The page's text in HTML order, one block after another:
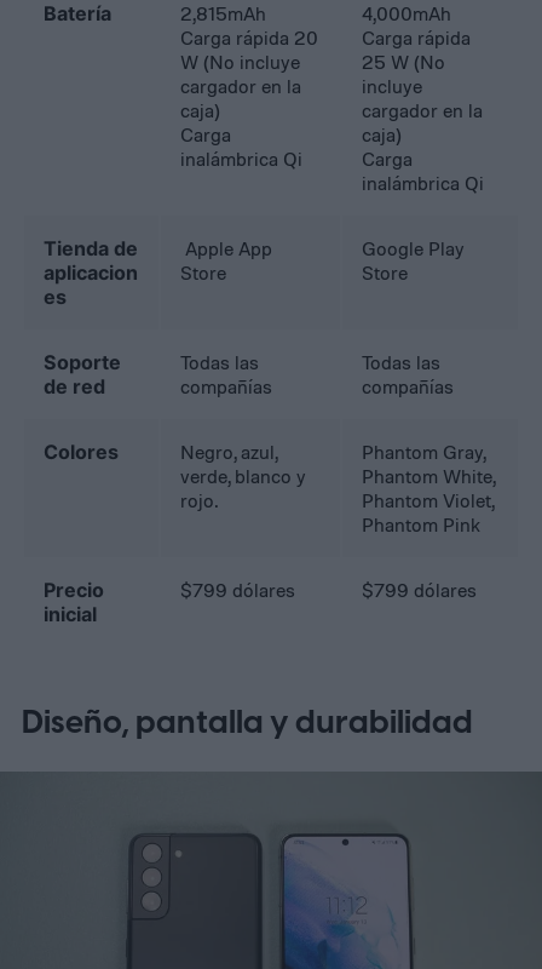
Batería
2,815mAh
Carga rápida 20
W (No incluye
cargador en la
caja)
Carga
inalámbrica Qi
4,000mAh
Carga rápida
25 W (No
incluye
cargador en la
caja)
Carga
inalámbrica Qi
Tienda de
aplicacion
es
Apple App
Store
Google Play
Store
Soporte
de red
Todas las
compañías
Todas las
compañías
Colores
Negro, azul,
verde, blanco y
rojo.
Phantom Gray,
Phantom White,
Phantom Violet,
Phantom Pink
Precio
inicial
$799 dólares $799 dólares
Diseño, pantalla y durabilidad